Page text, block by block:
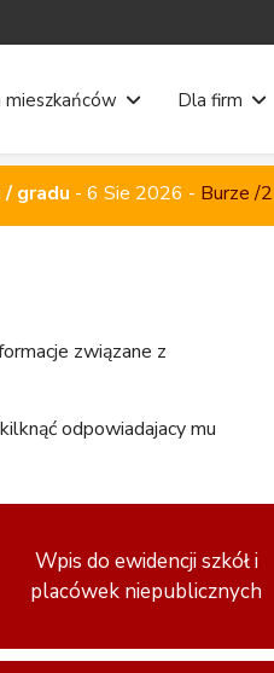
mieszkańców Dla firm
gradu - 6 Sie 2026 - Burze /2
związane z
odpowiadajacy mu
Wpis do ewidencji szkół i
placówek niepublicznych